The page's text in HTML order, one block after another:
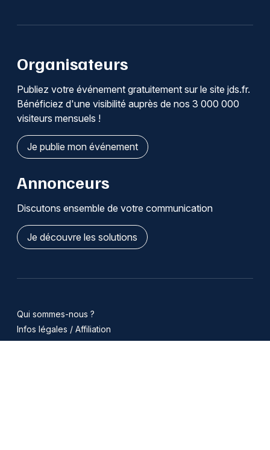
Organisateurs
Publiez votre événement gratuitement sur le site jds.fr.
Bénéficiez d'une visibilité auprès de nos 3 000 000
visiteurs mensuels !
Je publie mon événement
Annonceurs
Discutons ensemble de votre communication
Je découvre les solutions
Qui sommes-nous ?
Infos légales / Affiliation
Cookies